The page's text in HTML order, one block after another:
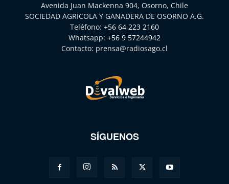
Avenida Juan Mackenna 904, Osorno, Chile
SOCIEDAD AGRICOLA Y GANADERA DE OSORNO A.G.
Teléfono: +56 64 223 2160
Whatsapp: +56 9 57244942
Contacto: prensa@radiosago.cl
SÍGUENOS